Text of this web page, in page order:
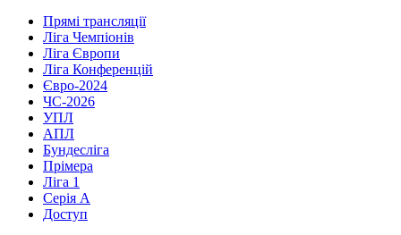
Прямі трансляції
Ліга Чемпіонів
Ліга Європи
Ліга Конференцій
Євро-2024
ЧС-2026
УПЛ
АПЛ
Бундесліга
Прімера
Ліга 1
Серія А
Доступ